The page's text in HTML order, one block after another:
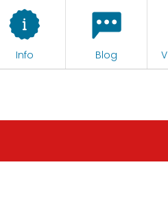
Info Blog